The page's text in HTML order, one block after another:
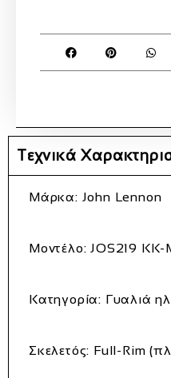
Τεχνικά
Μάρκα: John Lennon
Μοντέλο: JOS219
Κατηγορία: Γυαλιά
Σκελετός: Full‑Rim